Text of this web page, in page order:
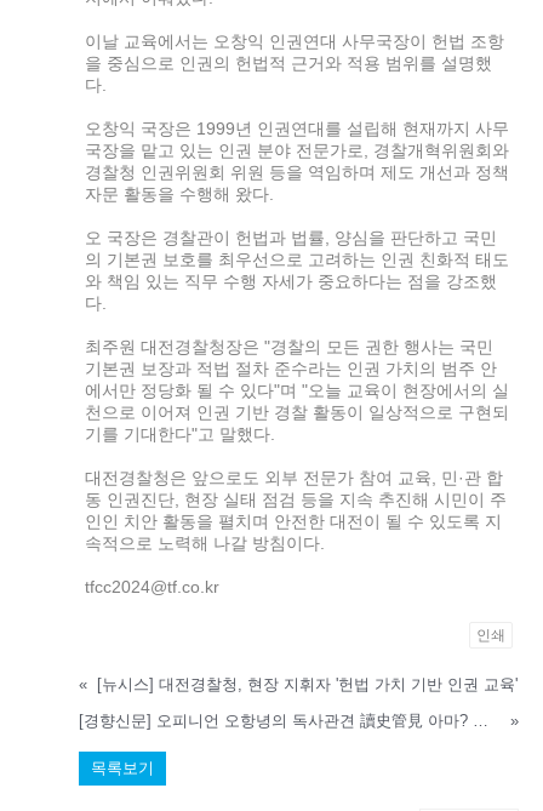
이날 교육에서는 오창익 인권연대 사무국장이 헌법 조항
을 중심으로 인권의 헌법적 근거와 적용 범위를 설명했
다.
오창익 국장은 1999년 인권연대를 설립해 현재까지 사무
국장을 맡고 있는 인권 분야 전문가로, 경찰개혁위원회와
경찰청 인권위원회 위원 등을 역임하며 제도 개선과 정책
자문 활동을 수행해 왔다.
오 국장은 경찰관이 헌법과 법률, 양심을 판단하고 국민
의 기본권 보호를 최우선으로 고려하는 인권 친화적 태도
와 책임 있는 직무 수행 자세가 중요하다는 점을 강조했
다.
최주원 대전경찰청장은 "경찰의 모든 권한 행사는 국민
기본권 보장과 적법 절차 준수라는 인권 가치의 범주 안
에서만 정당화 될 수 있다"며 "오늘 교육이 현장에서의 실
천으로 이어져 인권 기반 경찰 활동이 일상적으로 구현되
기를 기대한다"고 말했다.
대전경찰청은 앞으로도 외부 전문가 참여 교육, 민·관 합
동 인권진단, 현장 실태 점검 등을 지속 추진해 시민이 주
인인 치안 활동을 펼치며 안전한 대전이 될 수 있도록 지
속적으로 노력해 나갈 방침이다.
tfcc2024@tf.co.kr
인쇄
«
[뉴시스] 대전경찰청, 현장 지휘자 '헌법 가치 기반 인권 교육'
[경향신문] 오피니언 오항녕의 독사관견 讀史管見 아마? 확실히!…국무회의 생중계라는 당대사
»
목록보기